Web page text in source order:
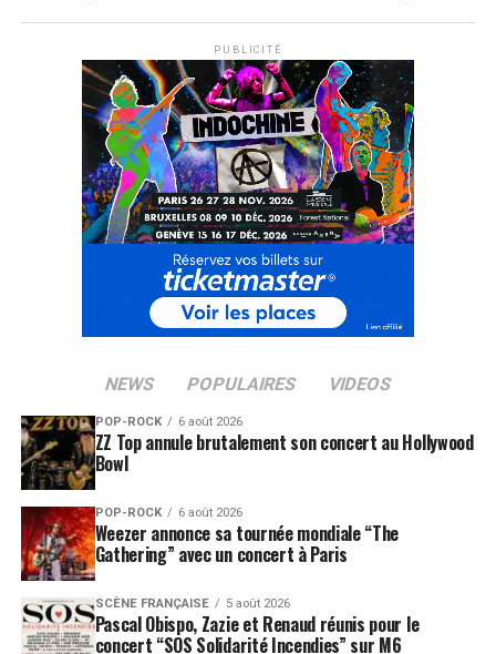
PUBLICITÉ
NEWS POPULAIRES VIDEOS
POP-ROCK 6 août 2026
ZZ Top annule brutalement son concert au Hollywood
Bowl
POP-ROCK 6 août 2026
Weezer annonce sa tournée mondiale “The
Gathering” avec un concert à Paris
SCÈNE FRANÇAISE 5 août 2026
Pascal Obispo, Zazie et Renaud réunis pour le
concert “SOS Solidarité Incendies” sur M6